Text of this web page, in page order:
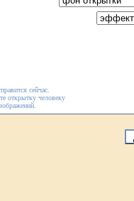
сейчас.
открытку человеку